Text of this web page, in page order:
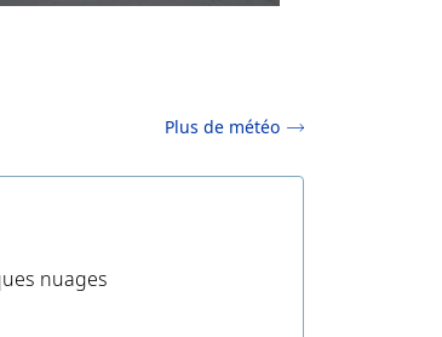
Plus de météo
nuages